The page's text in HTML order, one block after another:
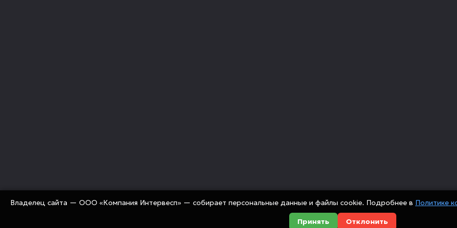
Владелец сайта — ООО «Компания Интервесп» — собирает персональные данные и файлы cookie. Подробнее в Политике
Принять Отклонить